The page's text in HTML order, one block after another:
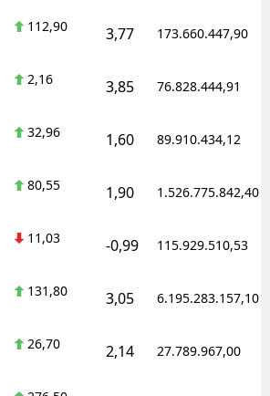
112,90 3,77 173.660.447,90
2,16 3,85 76.828.444,91
32,96 1,60 89.910.434,12
80,55 1,90 1.526.775.842,40
11,03 -0,99 115.929.510,53
131,80 3,05 6.195.283.157,10
26,70 2,14 27.789.967,00